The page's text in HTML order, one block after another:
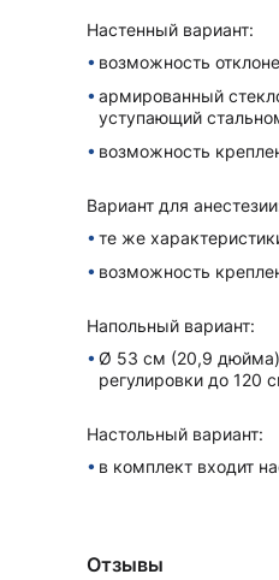
Настенный вариант:
возможность
армированный
уступающий
возможность
Вариант для
те же
возможность
Напольный вариант:
Ø 53 см (20,9
регулировки до 120
Настольный вариант:
в комплект вxодит
Отзывы